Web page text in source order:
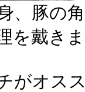
、豚の
を戴き
がオス